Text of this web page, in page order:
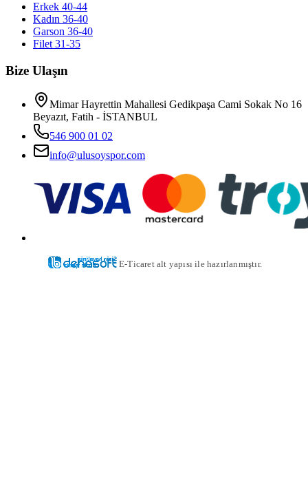
Erkek 40-44
Kadın 36-40
Garson 36-40
Filet 31-35
Bize Ulaşın
Mimar Hayrettin Mahallesi Gedikpaşa Cami Sokak No 16
Beyazıt, Fatih - İSTANBUL
546 900 01 02
info@ulusoyspor.com
E-Ticaret alt yapısı ile hazırlanmıştır.